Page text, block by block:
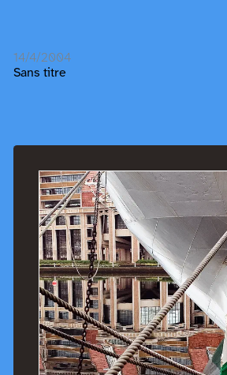
14/4/2004
Sans titre